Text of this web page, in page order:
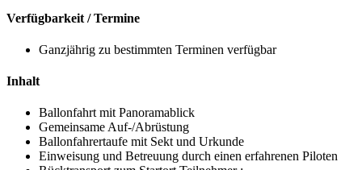
Verfügbarkeit / Termine
Ganzjährig zu bestimmten Terminen verfügbar
Inhalt
Ballonfahrt mit Panoramablick
Gemeinsame Auf-/Abrüstung
Ballonfahrertaufe mit Sekt und Urkunde
Einweisung und Betreuung durch einen erfahrenen Piloten